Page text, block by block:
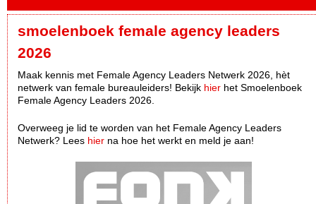
smoelenboek female agency leaders
2026
Maak kennis met Female Agency Leaders Netwerk 2026, hèt
netwerk van female bureauleiders! Bekijk hier het Smoelenboek
Female Agency Leaders 2026.
Overweeg je lid te worden van het Female Agency Leaders
Netwerk? Lees hier na hoe het werkt en meld je aan!